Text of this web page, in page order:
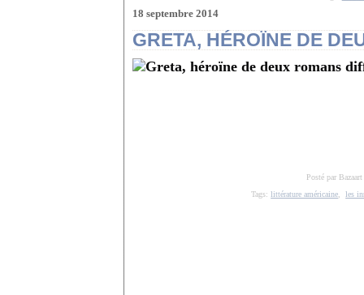
18 septembre 2014
GRETA, HÉROÏNE DE
Posté par
Tags:littérature américaine ,les